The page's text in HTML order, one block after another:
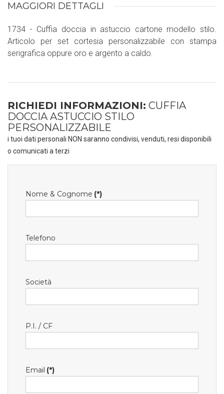
MAGGIORI DETTAGLI
1734 - Cuffia doccia in astuccio cartone modello stilo.
Articolo per set cortesia personalizzabile con stampa
serigrafica oppure oro e argento a caldo.
RICHIEDI INFORMAZIONI: CUFFIA
DOCCIA ASTUCCIO STILO
PERSONALIZZABILE
i tuoi dati personali NON saranno condivisi, venduti, resi disponibili
o comunicati a terzi
Nome & Cognome (*)
Telefono
Società
P.I. / CF
Email (*)